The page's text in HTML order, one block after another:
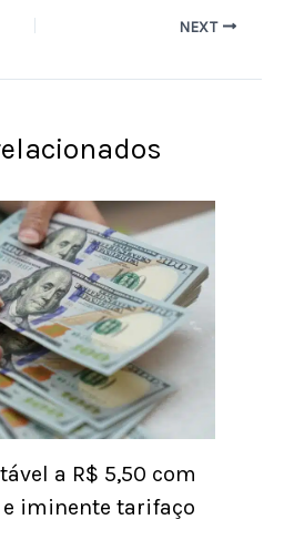
NEXT
a R$ 5,50 com
iminente tarifaço